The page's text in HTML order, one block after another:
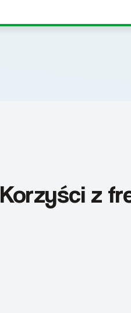
Korzyści z